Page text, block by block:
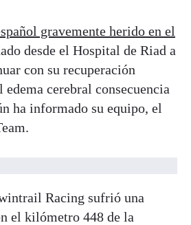
gravemente herido en el
desde el Hospital de Riad a
con su recuperación
edema cerebral consecuencia
ha informado su equipo, el
Racing sufrió una
el kilómetro 448 de la